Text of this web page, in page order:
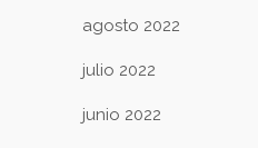
agosto 2022
julio 2022
junio 2022